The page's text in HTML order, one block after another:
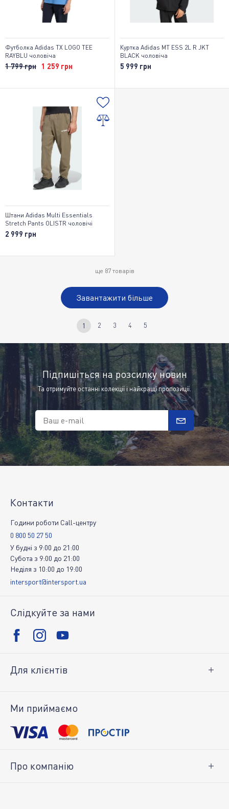
Футболка Adidas TX LOGO TEE
RAYBLU чоловіча
1 799 грн 1 259 грн
Куртка Adidas MT ESS 2L R JKT
BLACK чоловіча
5 999 грн
Штани Adidas Multi Essentials
Stretch Pants OLISTR чоловічі
2 999 грн
ще 87 товарів
Завантажити більше
1 2 3 4 5
Підпишіться на розсилку новин
Та отримуйте останні колекції і найкращі пропозиції.
Ваш e-mail
Контакти
Години роботи Call-центру
0 800 50 27 50
У будні з 9:00 до 21:00
Субота з 9:00 до 21:00
Неділя з 10:00 до 19:00
intersport@intersport.ua
Слідкуйте за нами
Для клієнтів
Повернення товару
Ми приймаємо
Про компанію